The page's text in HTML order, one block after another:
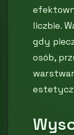
liczbie.
gdy
osób,